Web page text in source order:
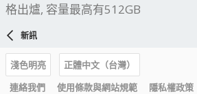
格出爐, 容量最高有512GB
新訊
淺色明亮
正體中文（台灣）
連絡我們
使用條款與網站規範 隱私權政策